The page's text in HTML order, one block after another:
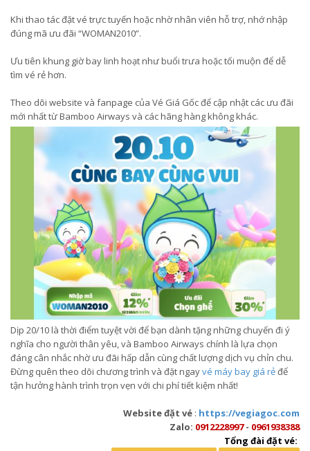
Khi thao tác đặt vé trực tuyến hoặc nhờ nhân viên hỗ trợ, nhớ nhập
đúng mã ưu đãi “WOMAN2010”.
Ưu tiên khung giờ bay linh hoạt như buổi trưa hoặc tối muộn để dễ
tìm vé rẻ hơn.
Theo dõi website và fanpage của Vé Giá Gốc để cập nhật các ưu đãi
mới nhất từ Bamboo Airways và các hãng hàng không khác.
Dịp 20/10 là thời điểm tuyệt vời để bạn dành tặng những chuyến đi ý
nghĩa cho người thân yêu, và Bamboo Airways chính là lựa chọn
đáng cân nhắc nhờ ưu đãi hấp dẫn cùng chất lượng dịch vụ chỉn chu.
Đừng quên theo dõi chương trình và đặt ngayvé máy bay giá rẻđể
tận hưởng hành trình trọn vẹn với chi phí tiết kiệm nhất!
Website đặt vé : https://vegiagoc.com
Zalo: 0912228997- 0961938388
Tổng đài đặt vé: